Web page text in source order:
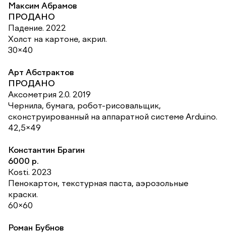
Максим Абрамов
ПРОДАНО
Падение. 2022
Холст на картоне, акрил.
30×40
Арт Абстрактов
ПРОДАНО
Аксометрия 2.0. 2019
Чернила, бумага, робот-рисовальщик,
сконструированный на аппаратной системе Arduino.
42,5×49
Константин Брагин
6000 р.
Kosti. 2023
Пенокартон, текстурная паста, аэрозольные
краски.
60×60
Роман Бубнов